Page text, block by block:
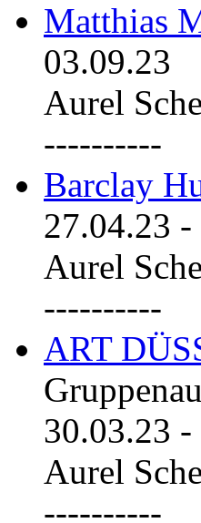
Matthias
03.09.23
Aurel
----------
Barclay
27.04.23 -
Aurel
----------
ART
30.03.23 -
Aurel
----------